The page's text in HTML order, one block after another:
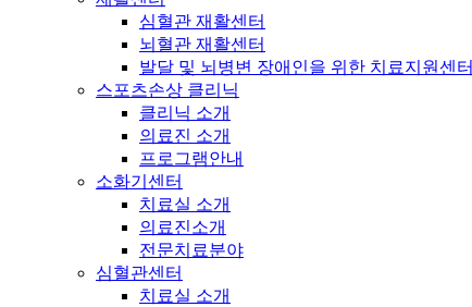
심혈관 재활센터
뇌혈관 재활센터
발달 및 뇌병변 장애인을 위한 치료지원센터
스포츠손상 클리닉
클리닉 소개
의료진 소개
프로그램안내
소화기센터
치료실 소개
의료진소개
전문치료분야
심혈관센터
치료실 소개